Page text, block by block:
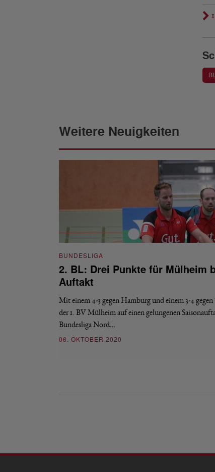
Weitere Neuigkeiten
BUNDESLIGA
2. BL: Drei Punkte für Mülheim
Auftakt
Mit einem 4-3 gegen Hamburg und einem 3-4
der 1. BV Mülheim auf einen gelungenen
Bundesliga Nord…
06. OKTOBER 2020